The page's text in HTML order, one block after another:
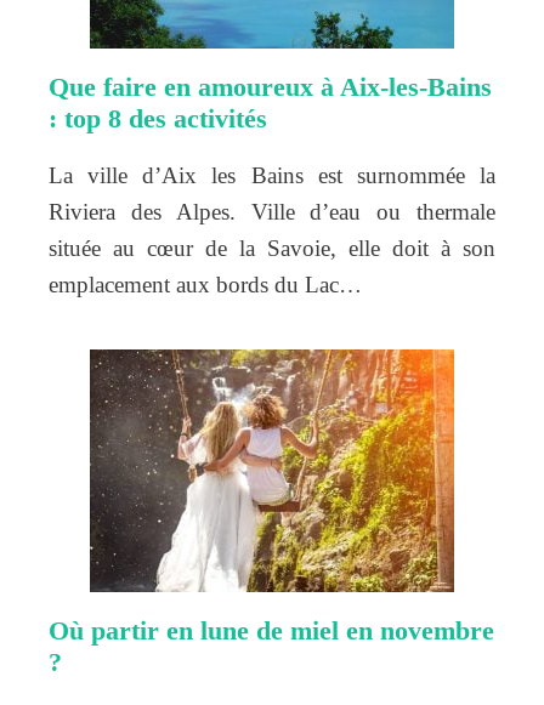
Que faire en amoureux à Aix-les-Bains
: top 8 des activités
La ville d’Aix les Bains est surnommée la
Riviera des Alpes. Ville d’eau ou thermale
située au cœur de la Savoie, elle doit à son
emplacement aux bords du Lac…
Où partir en lune de miel en novembre
?